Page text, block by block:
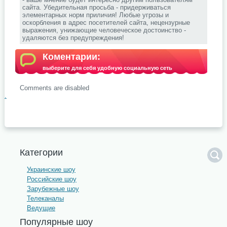
сайта. Убедительная просьба - придерживаться
элементарных норм приличия! Любые угрозы и
оскорбления в адрес посетителей сайта, нецензурные
выражения, унижающие человеческое достоинство -
удаляются без предупреждения!
Коментарии:
выберите для себя удобную социальную сеть
Comments are disabled
.
Категории
Украинские шоу
Российские шоу
Зарубежные шоу
Телеканалы
Ведущие
Популярные шоу